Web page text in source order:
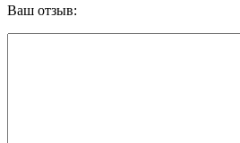
Ваш отзыв: